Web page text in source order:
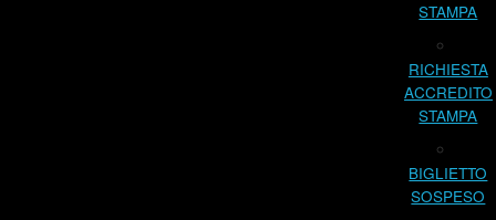
STAMPA
RICHIESTA
ACCREDITO
STAMPA
BIGLIETTO
SOSPESO